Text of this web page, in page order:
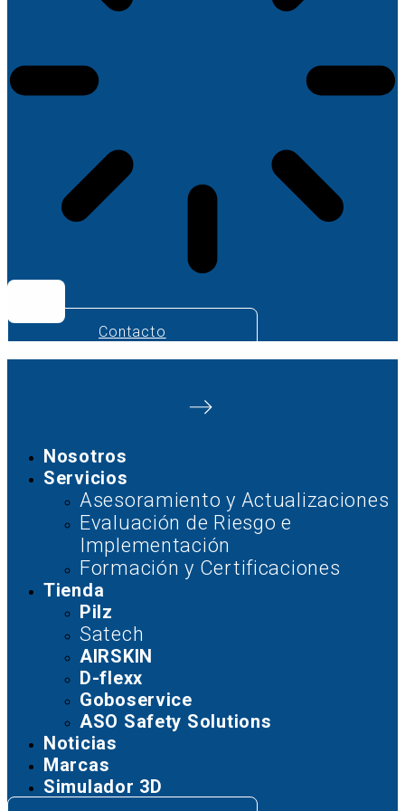
Contacto
Nosotros
Servicios
Asesoramiento y Actualizaciones
Evaluación de Riesgo e
Implementación
Formación y Certificaciones
Tienda
Pilz
Satech
AIRSKIN
D-flexx
Goboservice
ASO Safety Solutions
Noticias
Marcas
Simulador 3D